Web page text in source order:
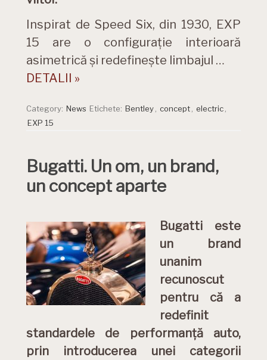
Inspirat de Speed ​​Six, din 1930, EXP
15 are o configurație interioară
asimetrică și redefinește limbajul …
DETALII »
Category: News Etichete: Bentley, concept, electric,
EXP 15
Bugatti. Un om, un brand,
un concept aparte
Bugatti este
un brand
unanim
recunoscut
pentru că a
redefinit
standardele de performanță auto,
prin introducerea unei categorii